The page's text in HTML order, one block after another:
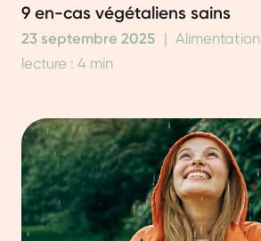
9 en-cas végétaliens sains
23 septembre 2025 | Alimentation
lecture : 4 min